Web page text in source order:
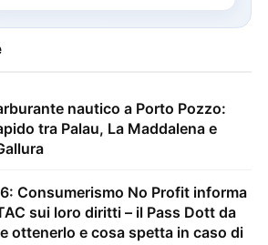
nautico a Porto Pozzo:
tra Palau, La Maddalena e
Consumerismo No Profit informa
sui loro diritti – il Pass Dott da
ottenerlo e cosa spetta in caso di